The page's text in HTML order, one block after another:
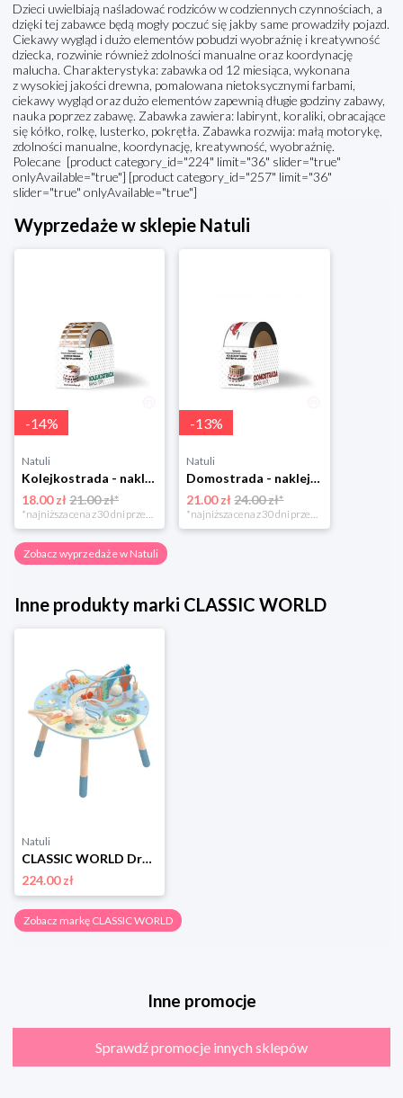
Dzieci uwielbiają naśladować rodziców w codziennych czynnościach, a
dzięki tej zabawce będą mogły poczuć się jakby same prowadziły pojazd.
Ciekawy wygląd i dużo elementów pobudzi wyobraźnię i kreatywność
dziecka, rozwinie również zdolności manualne oraz koordynację
malucha. Charakterystyka: zabawka od 12 miesiąca, wykonana
z wysokiej jakości drewna, pomalowana nietoksycznymi farbami,
ciekawy wygląd oraz dużo elementów zapewnią długie godziny zabawy,
nauka poprzez zabawę. Zabawka zawiera: labirynt, koraliki, obracające
się kółko, rolkę, lusterko, pokrętła. Zabawka rozwija: małą motorykę,
zdolności manualne, koordynację, kreatywność, wyobraźnię.
Polecane [product category_id="224" limit="36" slider="true"
onlyAvailable="true"] [product category_id="257" limit="36"
slider="true" onlyAvailable="true"]
Wyprzedaże w sklepie Natuli
-14%
Natuli
Kolejkostrada - naklejaj tory Zuzutoys
18.00 zł21.00 zł*
*najniższa cena z 30 dni przed obniżką
-13%
Natuli
Domostrada - naklejaj ulice Zuzutoys
21.00 zł 24.00 zł*
*najniższa cena z 30 dni przed obniżką
Zobacz wyprzedaże w Natuli
Inne produkty marki CLASSIC WORLD
Natuli
CLASSIC WORLD Drewniany Stolik Aktywności "Morskie Życie" Muzyczno Edukacyjny Classic world
224.00 zł
Zobacz markę CLASSIC WORLD
Inne promocje
Sprawdź promocje innych sklepów